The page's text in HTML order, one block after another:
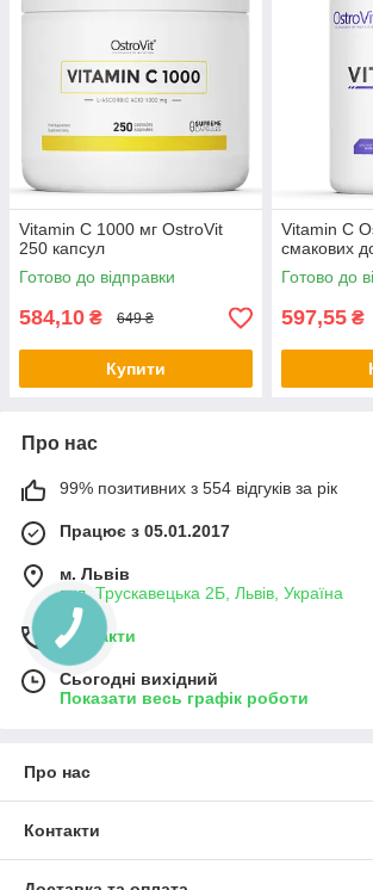
Vitamin C 1000 мг OstroVit
250 капсул
Готово до відправки
584,10 ₴ 649 ₴
Купити
Vitamin C
смакових
Готово до
597,55 ₴
Про нас
99% позитивних з 554 відгуків за рік
Працює з 05.01.2017
м. Львів
вул. Трускавецька 2Б, Львів, Україна
Контакти
Сьогодні вихідний
Показати весь графік роботи
Про нас
Контакти